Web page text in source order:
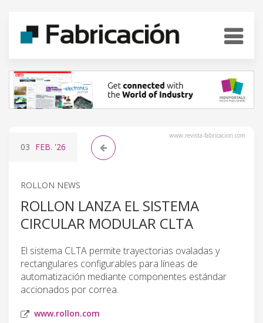
www.revista-fabricacion.com
03 FEB. '26
ROLLON NEWS
ROLLON LANZA EL SISTEMA
CIRCULAR MODULAR CLTA
El sistema CLTA permite trayectorias ovaladas y
rectangulares configurables para líneas de
automatización mediante componentes estándar
accionados por correa.
www.rollon.com